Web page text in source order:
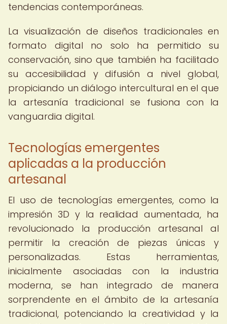
tendencias contemporáneas.
La visualización de diseños tradicionales en
formato digital no solo ha permitido su
conservación, sino que también ha facilitado
su accesibilidad y difusión a nivel global,
propiciando un diálogo intercultural en el que
la artesanía tradicional se fusiona con la
vanguardia digital.
Tecnologías emergentes
aplicadas a la producción
artesanal
El uso de tecnologías emergentes, como la
impresión 3D y la realidad aumentada, ha
revolucionado la producción artesanal al
permitir la creación de piezas únicas y
personalizadas. Estas herramientas,
inicialmente asociadas con la industria
moderna, se han integrado de manera
sorprendente en el ámbito de la artesanía
tradicional, potenciando la creatividad y la